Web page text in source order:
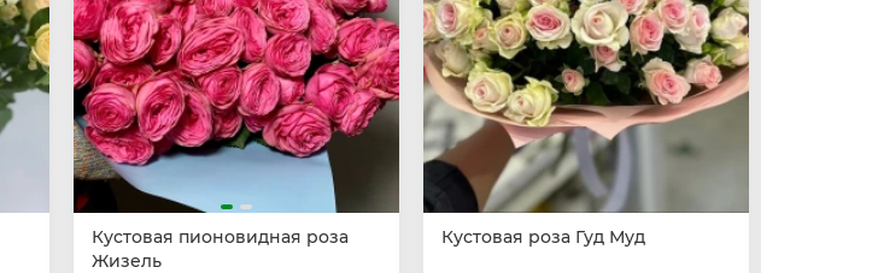
Кустовая пионовидная роза
Жизель
Кустовая роза Гуд Муд